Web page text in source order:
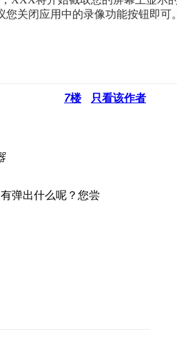
您关闭应用中的录像功能按钮即
7楼 只看该作者
弹出什么呢？您尝